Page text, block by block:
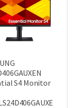
S4 Monitor